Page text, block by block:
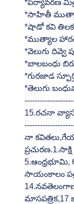
*పర్యావరణ
*సాహితీ
*షాడో కవి తిలక
*ముత్యాల
*వెలుగు దివ్వె
*బాలబంధు
*గురజాడ
*తెలుగు
15.రచనా
నా
5.ఆంధ్రభూమి,
సాయంకాలం
మాసపత్రిక,17